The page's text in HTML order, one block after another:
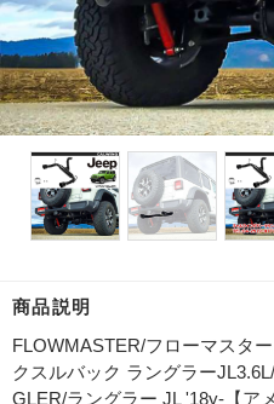
商品説明
FLOWMASTER/フローマスタ
クスルバック ラングラー
GLER/ラングラー JL '18y-【ア